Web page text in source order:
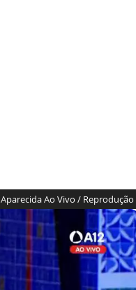
Aparecida Ao Vivo / Reprodução